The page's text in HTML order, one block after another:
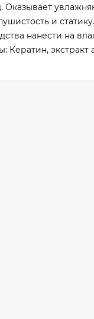
и
нанести на
Кератин, экстракт